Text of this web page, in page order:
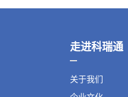
走进科瑞通
关于我们